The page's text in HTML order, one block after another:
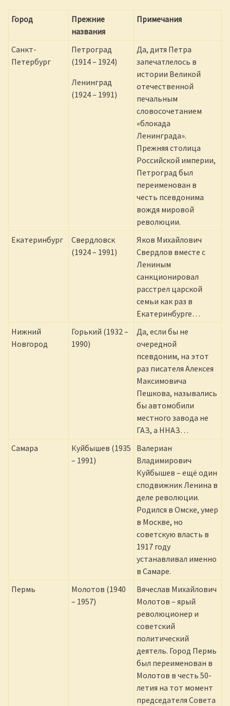
Город
Прежние
названия
Примечания
Санкт-
Петербург
Петроград
(1914 – 1924)
Ленинград
(1924 – 1991)
Да, дитя Петра
запечатлелось в
истории Великой
отечественной
печальным
словосочетанием
«блокада
Ленинграда».
Прежняя столица
Российской империи,
Петроград был
переименован в
честь псевдонима
вождя мировой
революции.
Екатеринбург
Свердловск
(1924 – 1991)
Яков Михайлович
Свердлов вместе с
Лениным
санкционировал
расстрел царской
семьи как раз в
Екатеринбурге…
Нижний
Новгород
Горький (1932 –
1990)
Да, если бы не
очередной
псевдоним, на этот
раз писателя Алексея
Максимовича
Пешкова, назывались
бы автомобили
местного завода не
ГАЗ, а ННАЗ…
Самара
Куйбышев (1935
– 1991)
Валериан
Владимирович
Куйбышев – ещё один
сподвижник Ленина в
деле революции.
Родился в Омске, умер
в Москве, но
советскую власть в
1917 году
устанавливал именно
в Самаре.
Пермь
Молотов (1940
– 1957)
Вячеслав Михайлович
Молотов – ярый
революционер и
советский
политический
деятель. Город Пермь
был переименован в
Молотов в честь 50-
летия на тот момент
председателя Совета